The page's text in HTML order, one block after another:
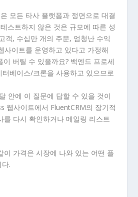
모든 타사 플랫폼과 정면으로 대결
스트하지 않은 것은 규모에 따른 성
객, 수십만 개의 주문, 엄청난 수익
사이트를 운영하고 있다고 가정해
이 버틸 수 있을까요? 백엔드 프로세
베이스/크론을 사용하고 있으므로
안에 이 질문에 답할 수 있을 것이
웹사이트에서 FluentCRM의 장기적
를 다시 확인하거나 메일링 리스트
이 가격은 시장에 나와 있는 어떤 플
.